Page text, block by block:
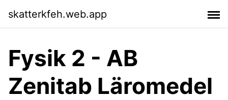
skatterkfeh.web.app
Fysik 2 - AB
Zenitab Läromedel